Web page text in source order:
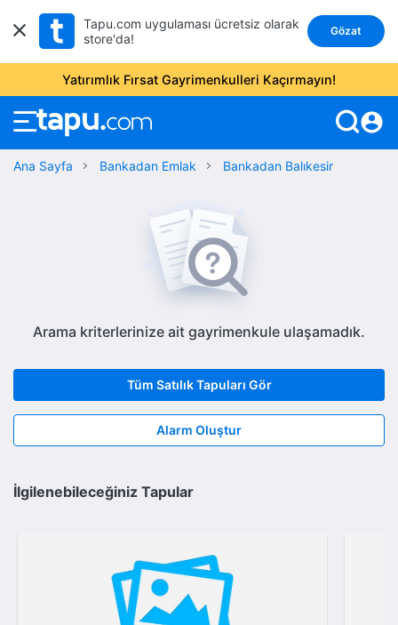
Tapu.com uygulaması ücretsiz olarak
store'da!
Gözat
Yatırımlık Fırsat Gayrimenkulleri Kaçırmayın!
account_circle
Ana Sayfa Bankadan Emlak Bankadan Balıkesir
Arama kriterlerinize ait gayrimenkule ulaşamadık.
Tüm Satılık Tapuları Gör
Alarm Oluştur
İlgilenebileceğiniz Tapular